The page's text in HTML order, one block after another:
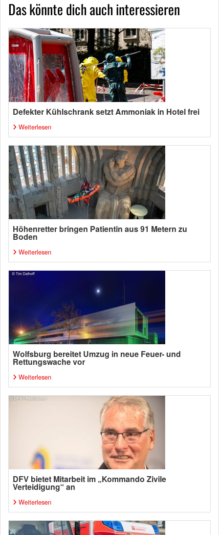
Das könnte dich auch interessieren
Defekter Kühlschrank setzt Ammoniak in Hotel frei
Weiterlesen
Höhenretter bringen Patientin aus 91 Metern zu
Boden
Weiterlesen
Wolfsburg bereitet Umzug in neue Feuer- und
Rettungswache vor
Weiterlesen
DFV bietet Mitarbeit im „Kommando Zivile
Verteidigung“ an
Weiterlesen